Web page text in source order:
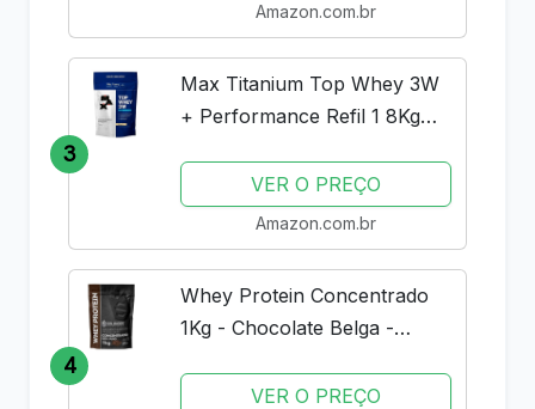
Amazon.com.br
3
Max Titanium Top Whey 3W
+ Performance Refil 1 8Kg
VER O PREÇO
Amazon.com.br
4
Whey Protein Concentrado
1Kg - Chocolate Belga -
VER O PREÇO